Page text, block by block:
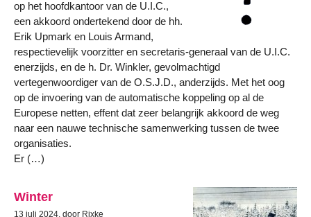
op het hoofdkantoor van de U.I.C.,
een akkoord ondertekend door de hh.
Erik Upmark en Louis Armand,
respectievelijk voorzitter en secretaris-generaal van de U.I.C.
enerzijds, en de h. Dr. Winkler, gevolmachtigd
vertegenwoordiger van de O.S.J.D., anderzijds. Met het oog
op de invoering van de automatische koppeling op al de
Europese netten, effent dat zeer belangrijk akkoord de weg
naar een nauwe technische samenwerking tussen de twee
organisaties.
Er (…)
Winter
13 juli 2024, door Rixke